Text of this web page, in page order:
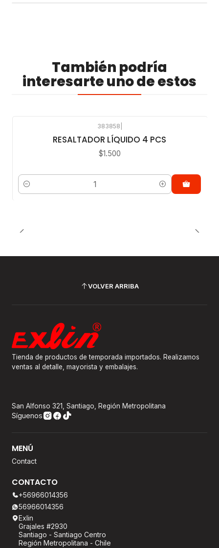
También podría
interesarte uno de estos
383858
RESALTADOR LÍQUIDO 4 PCS
$1.500
Cantidad
VOLVER ARRIBA
Tienda de productos de temporada importados. Realizamos
ventas al detalle, mayorista y embalajes.
San Alfonso 321, Santiago, Región Metropolitana
Síguenos
MENÚ
Contact
CONTACTO
+56966014356
56966014356
Exlin
Grajales #2930
Santiago - Santiago Centro
Región Metropolitana - Chile